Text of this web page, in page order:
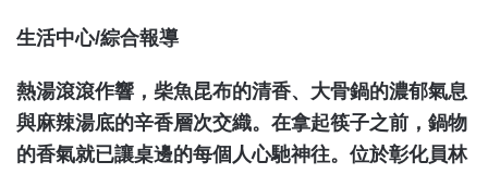
生活中心/綜合報導
熱湯滾滾作響，柴魚昆布的清香、大骨鍋的濃郁氣息
與麻辣湯底的辛香層次交織。在拿起筷子之前，鍋物
的香氣就已讓桌邊的每個人心馳神往。位於彰化員林